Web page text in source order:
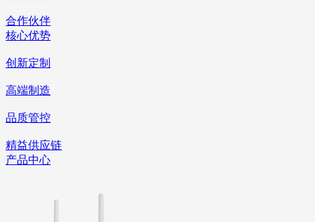
合作伙伴
核心优势
创新定制
高端制造
品质管控
精益供应链
产品中心